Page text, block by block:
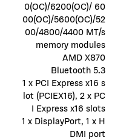
0(OC)/6200(OC)/ 60
00(OC)/5600(OC)/52
00/4800/4400 MT/s
memory modules
AMD X870
Bluetooth 5.3
1 x PCI Express x16 s
lot (PCIEX16), 2 x PC
I Express x16 slots
1 x DisplayPort, 1 x H
DMI port